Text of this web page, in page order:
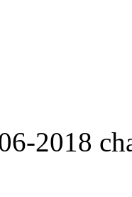
2018